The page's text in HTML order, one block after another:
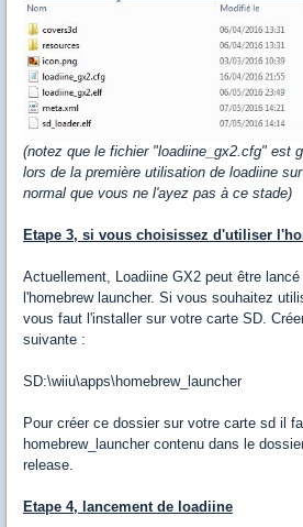
(notez que le fichier "loadiine_gx2.cfg" est
lors de la première utilisation de loadiine
normal que vous ne l'ayez pas à ce stade)
Etape 3, si vous choisissez d'utiliser
Actuellement, Loadiine GX2 peut être
l'homebrew launcher. Si vous souhaitez
vous faut l'installer sur votre carte SD.
suivante :
SD:\wiiu\apps\homebrew_launcher
Pour créer ce dossier sur votre carte sd il
homebrew_launcher contenu dans le
release.
Etape 4, lancement de loadiine